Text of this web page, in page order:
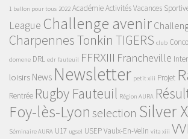
1 ballon pour tous 2022 AcadémieActivités Vacances
League Challenge avenir
Charpennes Tonkin TIGERS club
domene DRL edr fauteuil FFRXIII Francheville
loisirs News Newsletter petit xiii Projet
Rentrée Rugby Fauteuil Région AURA
Foy-lès-Lyon selection Silver
Séminaire AURA U17 ugsel USEPVaulx-En-Velin vita xiii